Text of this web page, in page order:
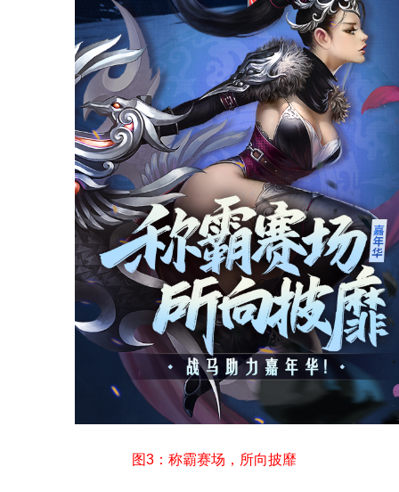
图3：称霸赛场，所向披靡